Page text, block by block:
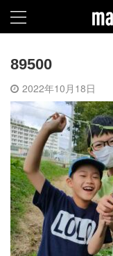
89500
2022年10月18日